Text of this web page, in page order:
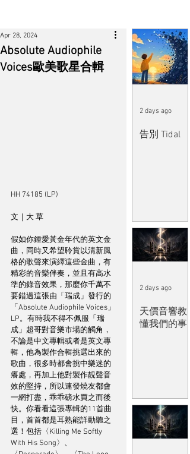
Absolute Audiophile
Voices歐美歌星合輯
Apr 28, 2024
HH 74185 (LP)
文｜大 草
假如你鍾愛黃金年代的英文金
曲，同時又希望聆賞以清新風
格的歌聲來演繹這些金曲，有
精彩的音樂伴奏，並且有高水
準的錄音效果，那麼你千萬不
要錯過這張由「瑞成」發行的
「Absolute Audiophile Voices」
LP。有時我不得不佩服「瑞
成」超哥對音樂市場的觸角，
不論是中文專輯或者是英文專
輯，他為製作合輯挑選出來的
歌曲，很多時都會挑中樂迷的
癢處，再加上他對製作靚聲音
效的堅持，所以連發燒友都會
一網打盡，乖乖磅水買之而後
快。你看看這張專輯的11首曲
目，首首都是耳熟能詳動聽之
選！包括〈Killing Me Softly
With His Song〉、
告別 Tidal
2 days ago
天價音響教
懂我們的事
2 days ago